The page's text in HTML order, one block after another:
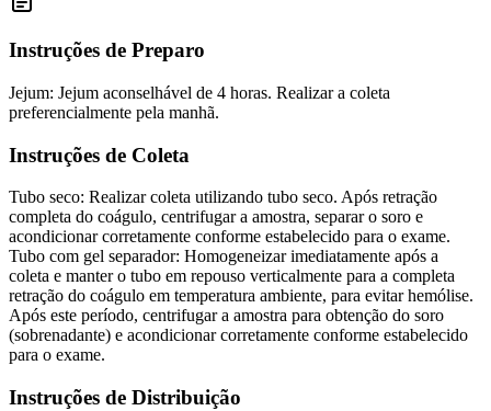
Instruções de Preparo
Jejum: Jejum aconselhável de 4 horas. Realizar a coleta
preferencialmente pela manhã.
Instruções de Coleta
Tubo seco: Realizar coleta utilizando tubo seco. Após retração
completa do coágulo, centrifugar a amostra, separar o soro e
acondicionar corretamente conforme estabelecido para o exame.
Tubo com gel separador: Homogeneizar imediatamente após a
coleta e manter o tubo em repouso verticalmente para a completa
retração do coágulo em temperatura ambiente, para evitar hemólise.
Após este período, centrifugar a amostra para obtenção do soro
(sobrenadante) e acondicionar corretamente conforme estabelecido
para o exame.
Instruções de Distribuição